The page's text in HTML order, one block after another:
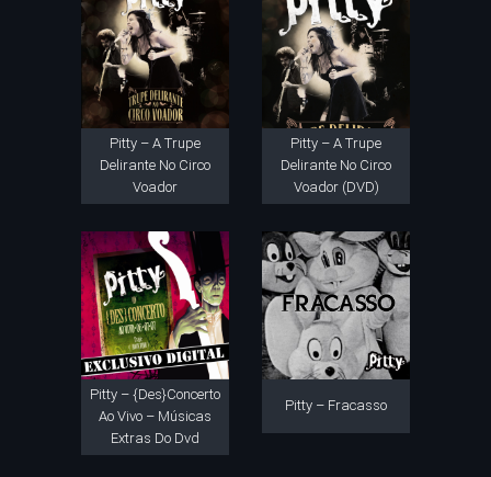
Pitty – A Trupe
Delirante No Circo
Voador
Pitty – A Trupe
Delirante No Circo
Voador (DVD)
Pitty – {Des}Concerto
Ao Vivo – Músicas
Extras Do Dvd
Pitty – Fracasso